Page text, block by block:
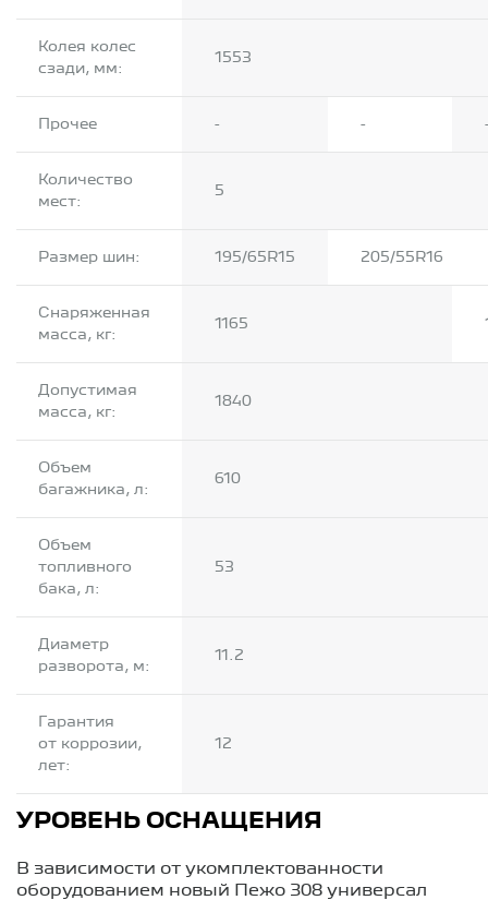
Колея колес
сзади, мм:
1553
Прочее - -
Количество
мест:
5
Размер шин: 195/65R15 205/55R16
Снаряженная
масса, кг:
1165
Допустимая
масса, кг:
1840
Объем
багажника, л:
610
Объем
топливного
бака, л:
53
Диаметр
разворота, м:
11.2
Гарантия
от коррозии,
лет:
12
УРОВЕНЬ ОСНАЩЕНИЯ
В зависимости от укомплектованности
оборудованием новый Пежо 308 универсал